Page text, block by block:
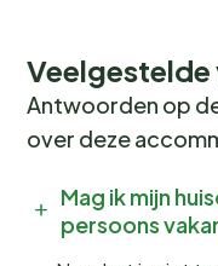
Veelgestelde
Antwoorden op
over deze
Mag ik mijn
persoons